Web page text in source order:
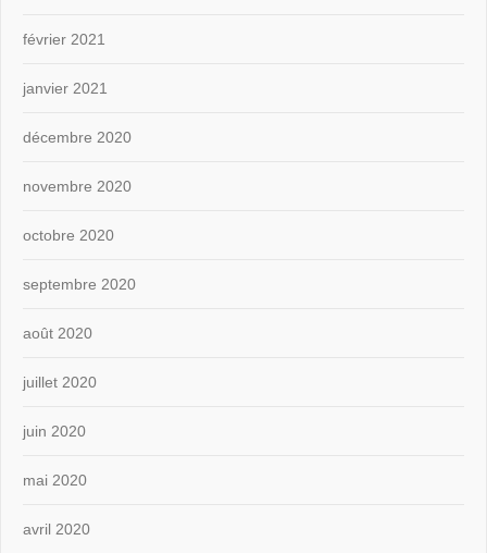
février 2021
janvier 2021
décembre 2020
novembre 2020
octobre 2020
septembre 2020
août 2020
juillet 2020
juin 2020
mai 2020
avril 2020